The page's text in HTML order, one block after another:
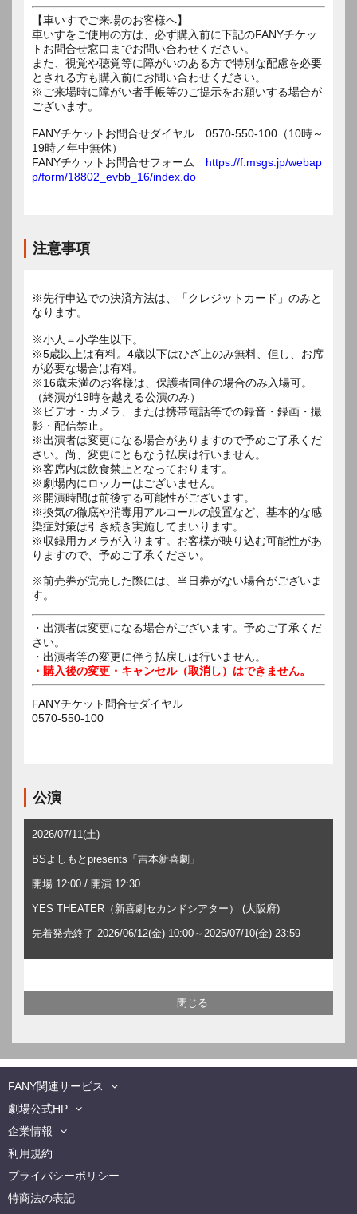
【車いすでご来場のお客様へ】
車いすをご使用の方は、必ず購入前に下記のFANYチケッ
トお問合せ窓口までお問い合わせください。
また、視覚や聴覚等に障がいのある方で特別な配慮を必要
とされる方も購入前にお問い合わせください。
※ご来場時に障がい者手帳等のご提示をお願いする場合が
ございます。
FANYチケットお問合せダイヤル 0570-550-100（10時～
19時／年中無休）
FANYチケットお問合せフォーム https://f.msgs.jp/webap
p/form/18802_evbb_16/index.do
注意事項
※先行申込での決済方法は、「クレジットカード」のみと
なります。
※小人＝小学生以下。
※5歳以上は有料。4歳以下はひざ上のみ無料、但し、お席
が必要な場合は有料。
※16歳未満のお客様は、保護者同伴の場合のみ入場可。
（終演が19時を越える公演のみ）
※ビデオ・カメラ、または携帯電話等での録音・録画・撮
影・配信禁止。
※出演者は変更になる場合がありますので予めご了承くだ
さい。尚、変更にともなう払戻は行いません。
※客席内は飲食禁止となっております。
※劇場内にロッカーはございません。
※開演時間は前後する可能性がございます。
※換気の徹底や消毒用アルコールの設置など、基本的な感
染症対策は引き続き実施してまいります。
※収録用カメラが入ります。お客様が映り込む可能性があ
りますので、予めご了承ください。
※前売券が完売した際には、当日券がない場合がございま
す。
・出演者は変更になる場合がございます。予めご了承くだ
さい。
・出演者等の変更に伴う払戻しは行いません。
・購入後の変更・キャンセル（取消し）はできません。
FANYチケット問合せダイヤル
0570-550-100
公演
2026/07/11(土)
BSよしもとpresents「吉本新喜劇」
開場 12:00 / 開演 12:30
YES THEATER（新喜劇セカンドシアター） (大阪府)
先着発売終了 2026/06/12(金) 10:00～2026/07/10(金) 23:59
FANY関連サービス
劇場公式HP
企業情報
利用規約
プライバシーポリシー
特商法の表記